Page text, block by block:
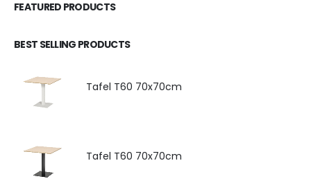
FEATURED PRODUCTS
BEST SELLING PRODUCTS
Tafel T60 70x70cm
Tafel T60 70x70cm